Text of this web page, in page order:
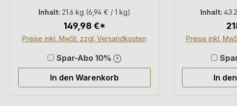
Inhalt: 21.6 kg (6,94 € / 1 kg)
149,98 €*
Preise inkl. MwSt. zzgl. Versandkosten
Spar-Abo 10%
In den Warenkorb
Inhalt:
Preise inkl.
In